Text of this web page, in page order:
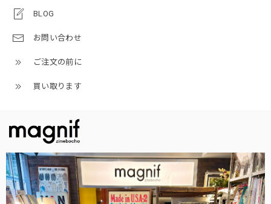
BLOG
お問い合わせ
ご注文の前に
買い取ります